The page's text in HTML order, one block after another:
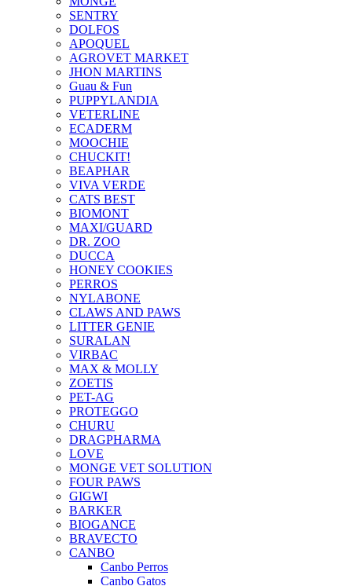
SENTRY
DOLFOS
APOQUEL
AGROVET MARKET
JHON MARTINS
Guau & Fun
PUPPYLANDIA
VETERLINE
ECADERM
MOOCHIE
CHUCKIT!
BEAPHAR
VIVA VERDE
CATS BEST
BIOMONT
MAXI/GUARD
DR. ZOO
DUCCA
HONEY COOKIES
PERROS
NYLABONE
CLAWS AND PAWS
LITTER GENIE
SURALAN
VIRBAC
MAX & MOLLY
ZOETIS
PET-AG
PROTEGGO
CHURU
DRAGPHARMA
LOVE
MONGE VET SOLUTION
FOUR PAWS
GIGWI
BARKER
BIOGANCE
BRAVECTO
CANBO
Canbo Perros
Canbo Gatos